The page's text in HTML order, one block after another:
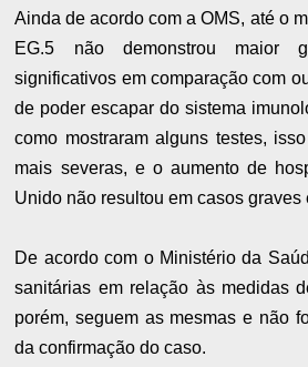
Ainda de acordo com a OMS, até o
EG.5 não demonstrou maior
significativos em comparação com
de poder escapar do sistema
como mostraram alguns testes,
mais severas, e o aumento de
Unido não resultou em casos graves
De acordo com o Ministério da
sanitárias em relação às medidas
porém, seguem as mesmas e não
da confirmação do caso.